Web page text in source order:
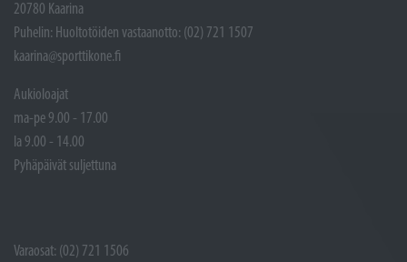
20780 Kaarina
Puhelin: Huoltotöiden vastaanotto: (02) 721 1507
kaarina@sporttikone.fi
Aukioloajat
ma-pe 9.00 - 17.00
la 9.00 - 14.00
Pyhäpäivät suljettuna
Varaosat: (02) 721 1506